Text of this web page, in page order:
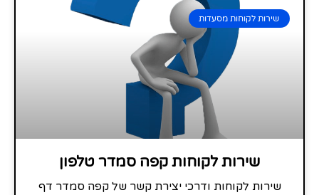
שירות לקוחות מסעדות
שירות לקוחות קפה סמדר טלפון
שירות לקוחות ודרכי יצירת קשר של קפה סמדר דף